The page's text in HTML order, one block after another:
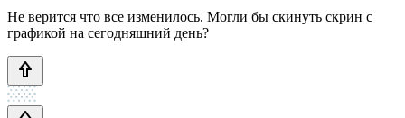
Не верится что все изменилось. Могли бы скинуть скрин с
графикой на сегодняшний день?